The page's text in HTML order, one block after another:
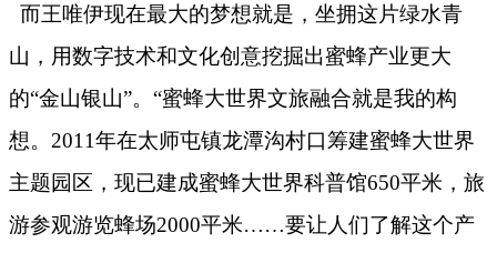
而王唯伊现在最大的梦想就是，坐拥这片绿水青
山，用数字技术和文化创意挖掘出蜜蜂产业更大
的“金山银山”。“蜜蜂大世界文旅融合就是我的构
想。 2011年在太师屯镇龙潭沟村口筹建蜜蜂大世界
主题园区，现已建成蜜蜂大世界科普馆650平米，旅
游参观游览蜂场2000平米……要让人们了解这个产